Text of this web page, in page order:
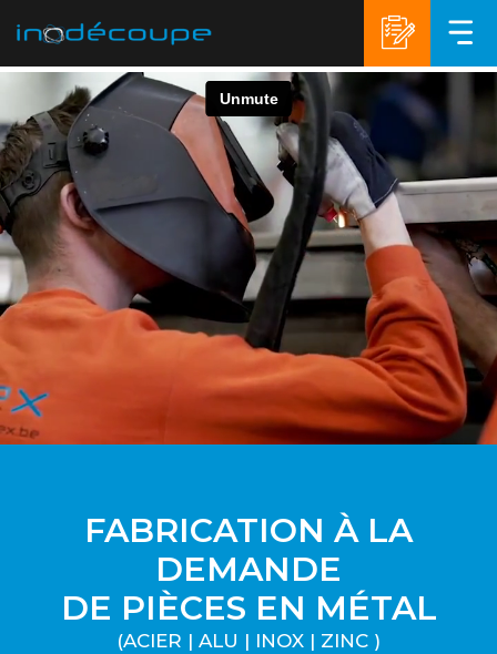
FABRICATION À LA
DEMANDE
DE PIÈCES EN MÉTAL
(ACIER | ALU | INOX | ZINC )